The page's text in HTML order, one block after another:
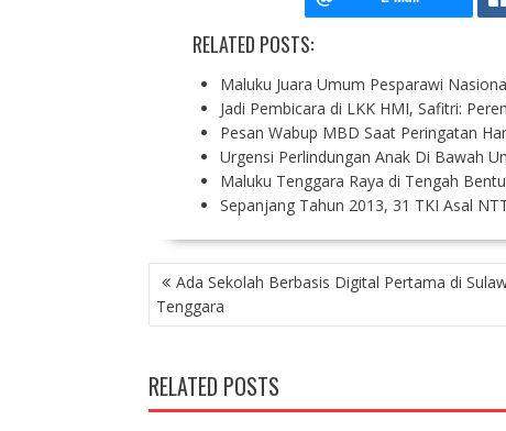
RELATED POSTS:
Maluku Juara Umum Pesparawi
Jadi Pembicara di LKK HMI, Safitri:
Pesan Wabup MBD Saat Peringatan
Urgensi Perlindungan Anak Di Bawah
Maluku Tenggara Raya di Tengah
Sepanjang Tahun 2013, 31 TKI Asal
P
O
S
N
A
V
Ada Sekolah Berbasis Digital Pertama di
Tenggara
RELATED POSTS